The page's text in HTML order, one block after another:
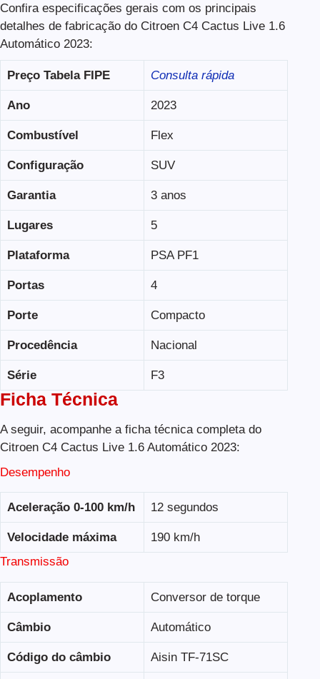
Confira especificações gerais com os principais
detalhes de fabricação do Citroen C4 Cactus Live 1.6
Automático 2023:
Preço Tabela FIPE Consulta rápida
Ano 2023
Combustível Flex
Configuração SUV
Garantia 3 anos
Lugares 5
Plataforma PSA PF1
Portas 4
Porte Compacto
Procedência Nacional
Série F3
Ficha Técnica
A seguir, acompanhe a ficha técnica completa do
Citroen C4 Cactus Live 1.6 Automático 2023:
Desempenho
Aceleração 0-100 km/h 12 segundos
Velocidade máxima
190 km/h
Transmissão
Acoplamento Conversor de torque
Câmbio Automático
Código do câmbio Aisin TF-71SC